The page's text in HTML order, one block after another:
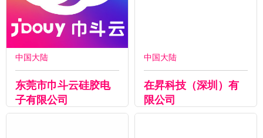
中国大陆
东莞市巾斗云硅胶电
子有限公司
中国大陆
在昇科技（深圳）有
限公司